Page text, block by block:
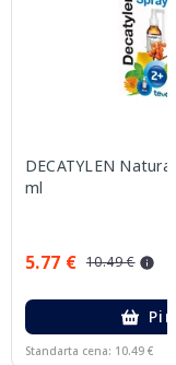
DECATYLEN
ml
5.77 € 10.49 €
Standarta cena: 10.49 €